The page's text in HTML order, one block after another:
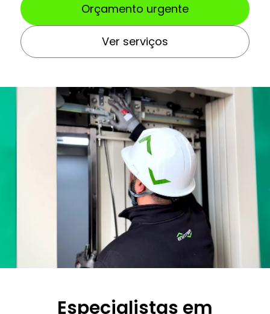
Orçamento urgente
Ver serviços
Especialistas em